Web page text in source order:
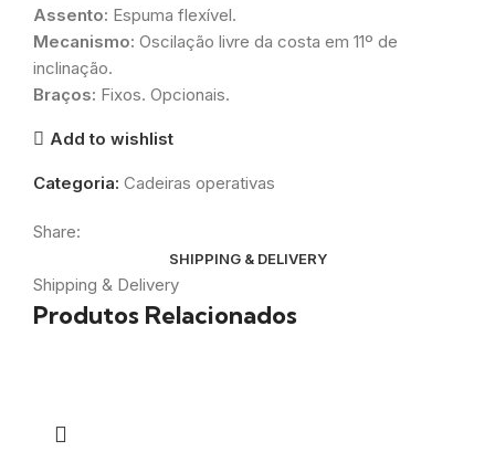
Assento: Espuma flexível.
Mecanismo: Oscilação livre da costa em 11º de
inclinação.
Braços: Fixos. Opcionais.
Add to wishlist
Categoria: Cadeiras operativas
Share:
SHIPPING & DELIVERY
Shipping & Delivery
Produtos Relacionados